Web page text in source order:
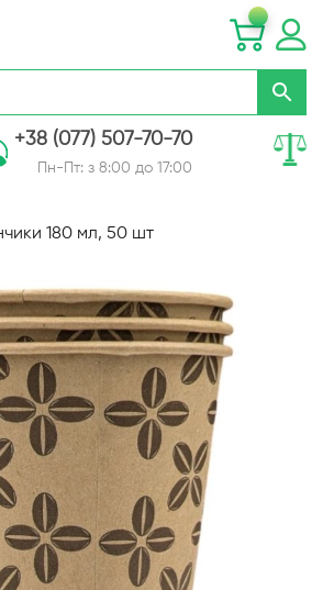
+38 (077) 507-70-70
Пн-Пт: з 8:00 до 17:00
180 мл, 50 шт